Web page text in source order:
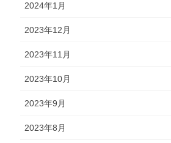
2024年1月
2023年12月
2023年11月
2023年10月
2023年9月
2023年8月